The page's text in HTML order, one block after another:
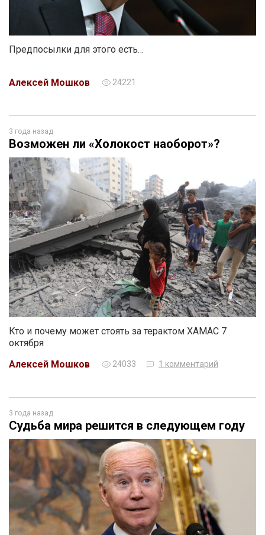
Предпосылки для этого есть…
Алексей Мошков 24221
3 года назад
Возможен ли «Холокост наоборот»?
Кто и почему может стоять за терактом ХАМАС 7
октября
Алексей Мошков
24033 1 комментарий
3 года назад
Судьба мира решится в следующем году